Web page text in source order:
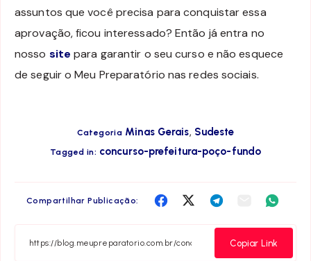
assuntos que você precisa para conquistar essa
aprovação, ficou interessado? Então já entra no
nosso site para garantir o seu curso e não esquece
de seguir o Meu Preparatório nas redes sociais.
Categoria Minas Gerais, Sudeste
Tagged in: concurso-prefeitura-poço-fundo
Compartilhar Publicação:
Compartilha
Facebook
CompartilhaCompartilha
Telegram
Compartilha
Email
Copiar Link